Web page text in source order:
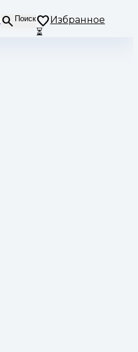
Поиск
Избранное
⏳